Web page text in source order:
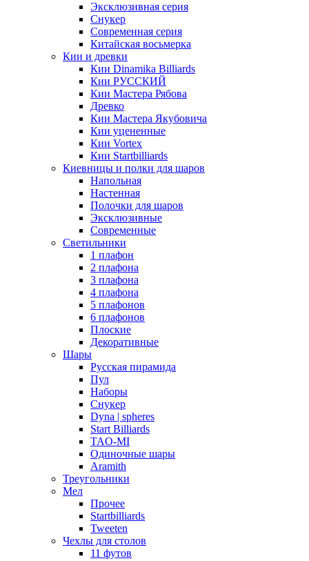
Эксклюзивная серия
Снукер
Современная серия
Китайская восьмерка
Кии и древки
Кии Dinamika Billiards
Кии РУССКИЙ
Кии Мастера Рябова
Древко
Кии Мастера Якубовича
Кии уцененные
Кии Vortex
Кии Startbilliards
Киевницы и полки для шаров
Напольная
Настенная
Полочки для шаров
Эксклюзивные
Современные
Светильники
1 плафон
2 плафона
3 плафона
4 плафона
5 плафонов
6 плафонов
Плоские
Декоративные
Шары
Русская пирамида
Пул
Наборы
Снукер
Dyna | spheres
Start Billiards
TAO-MI
Одиночные шары
Aramith
Треугольники
Мел
Прочее
Startbilliards
Tweeten
Чехлы для столов
11 футов